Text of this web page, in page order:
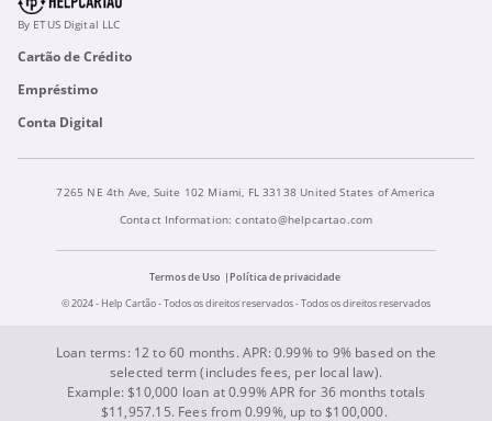
By ETUS Digital LLC
Cartão de Crédito
Empréstimo
Conta Digital
7265 NE 4th Ave, Suite 102 Miami, FL 33138 United States of America
Contact Information:contato@helpcartao.com
Termos de Uso
Política de privacidade
© 2024 - Help Cartão - Todos os direitos reservados - Todos os direitos reservados
Loan terms: 12 to 60 months. APR: 0.99% to 9% based on the
selected term (includes fees, per local law).
Example: $10,000 loan at 0.99% APR for 36 months totals
$11,957.15. Fees from 0.99%, up to $100,000.